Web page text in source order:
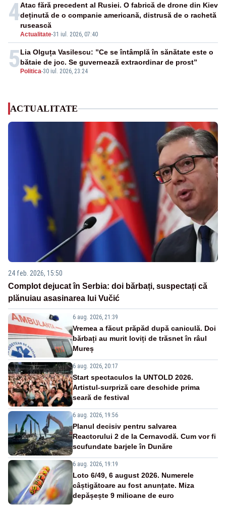
4
Actualitate-31 iul. 2026, 07:40
Atac fără precedent al Rusiei. O fabrică de drone din Kiev
deținută de o companie americană, distrusă de o rachetă
rusească
5 Politica-30 iul. 2026, 23:24
Lia Olguța Vasilescu: ”Ce se întâmplă în sănătate este o
bătaie de joc. Se guvernează extraordinar de prost”
ACTUALITATE
24 feb. 2026, 15:50
Complot dejucat în Serbia: doi bărbați, suspectați că
plănuiau asasinarea lui Vučić
6 aug. 2026, 21:39
Vremea a făcut prăpăd după caniculă. Doi
bărbați au murit loviți de trăsnet în râul
Mureș
6 aug. 2026, 20:17
Start spectaculos la UNTOLD 2026.
Artistul-surpriză care deschide prima
seară de festival
6 aug. 2026, 19:56
Planul decisiv pentru salvarea
Reactorului 2 de la Cernavodă. Cum vor fi
scufundate barjele în Dunăre
6 aug. 2026, 19:19
Loto 6/49, 6 august 2026. Numerele
câștigătoare au fost anunțate. Miza
depășește 9 milioane de euro